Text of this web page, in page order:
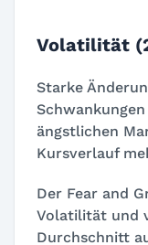
Volatilität
Starke
ängstlichen
Kursverlauf
Der Fear and
Volatilität und
Durchschnitt